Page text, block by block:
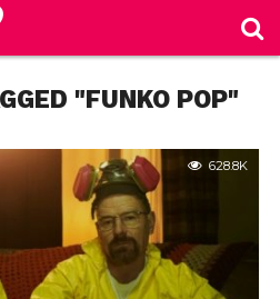
"FUNKO POP"
628.8K